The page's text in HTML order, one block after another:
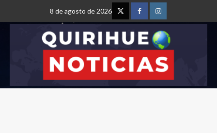
8 de agosto de 2026